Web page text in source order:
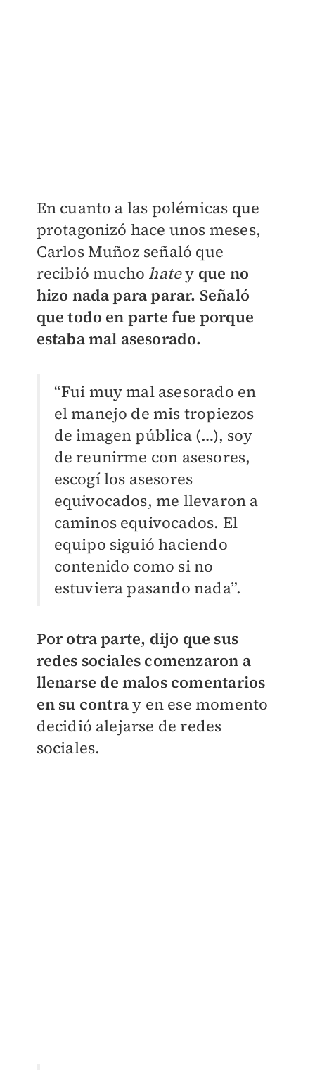
En cuanto a las polémicas que
protagonizó hace unos meses,
Carlos Muñoz señaló que
recibió mucho hatey que no
hizo nada para parar. Señaló
que todo en parte fue porque
estaba mal asesorado.
“Fui muy mal asesorado en
el manejo de mis tropiezos
de imagen pública (…), soy
de reunirme con asesores,
escogí los asesores
equivocados, me llevaron a
caminos equivocados. El
equipo siguió haciendo
contenido como si no
estuviera pasando nada”.
Por otra parte, dijo que sus
redes sociales comenzaron a
llenarse de malos comentarios
en su contray en ese momento
decidió alejarse de redes
sociales.